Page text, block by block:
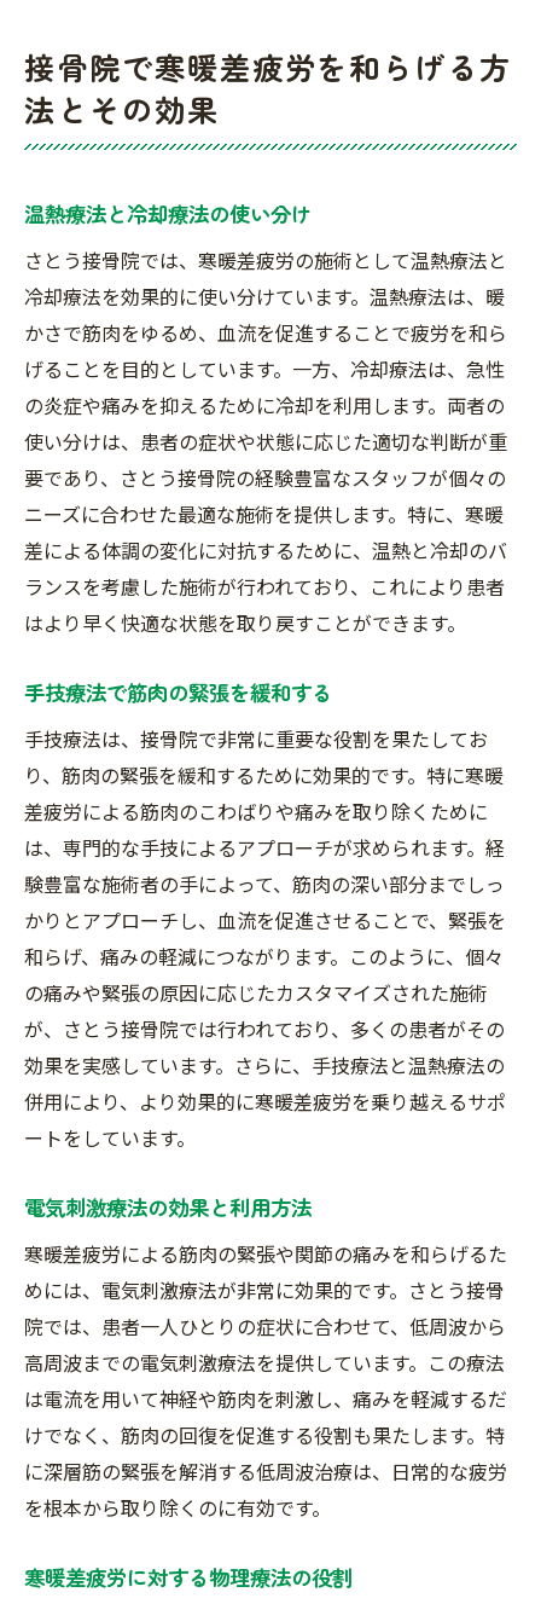
接骨院で寒暖差疲労を和らげる方
法とその効果
温熱療法と冷却療法の使い分け
さとう接骨院では、寒暖差疲労の施術として温熱療法と
冷却療法を効果的に使い分けています。温熱療法は、暖
かさで筋肉をゆるめ、血流を促進することで疲労を和ら
げることを目的としています。一方、冷却療法は、急性
の炎症や痛みを抑えるために冷却を利用します。両者の
使い分けは、患者の症状や状態に応じた適切な判断が重
要であり、さとう接骨院の経験豊富なスタッフが個々の
ニーズに合わせた最適な施術を提供します。特に、寒暖
差による体調の変化に対抗するために、温熱と冷却のバ
ランスを考慮した施術が行われており、これにより患者
はより早く快適な状態を取り戻すことができます。
手技療法で筋肉の緊張を緩和する
手技療法は、接骨院で非常に重要な役割を果たしてお
り、筋肉の緊張を緩和するために効果的です。特に寒暖
差疲労による筋肉のこわばりや痛みを取り除くために
は、専門的な手技によるアプローチが求められます。経
験豊富な施術者の手によって、筋肉の深い部分までしっ
かりとアプローチし、血流を促進させることで、緊張を
和らげ、痛みの軽減につながります。このように、個々
の痛みや緊張の原因に応じたカスタマイズされた施術
が、さとう接骨院では行われており、多くの患者がその
効果を実感しています。さらに、手技療法と温熱療法の
併用により、より効果的に寒暖差疲労を乗り越えるサポ
ートをしています。
電気刺激療法の効果と利用方法
寒暖差疲労による筋肉の緊張や関節の痛みを和らげるた
めには、電気刺激療法が非常に効果的です。さとう接骨
院では、患者一人ひとりの症状に合わせて、低周波から
高周波までの電気刺激療法を提供しています。この療法
は電流を用いて神経や筋肉を刺激し、痛みを軽減するだ
けでなく、筋肉の回復を促進する役割も果たします。特
に深層筋の緊張を解消する低周波治療は、日常的な疲労
を根本から取り除くのに有効です。
寒暖差疲労に対する物理療法の役割